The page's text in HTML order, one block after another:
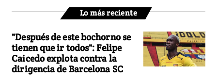
Lo más reciente
"Después de este bochorno se
tienen que ir todos": Felipe
Caicedo explota contra la
dirigencia de Barcelona SC